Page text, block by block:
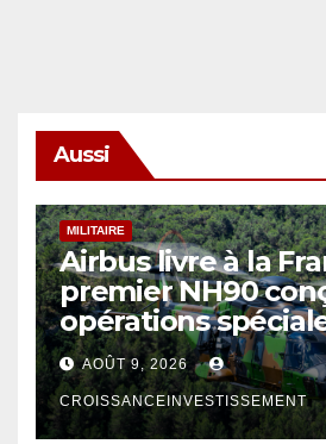
Aussi
MILITAIRE
Airbus livre à la
premier NH90
opérations
AOÛT 9, 2026
CROISSANCEINVESTISSEMENT